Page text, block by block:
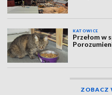
KATOWICE
Przełom w
ZOBACZ